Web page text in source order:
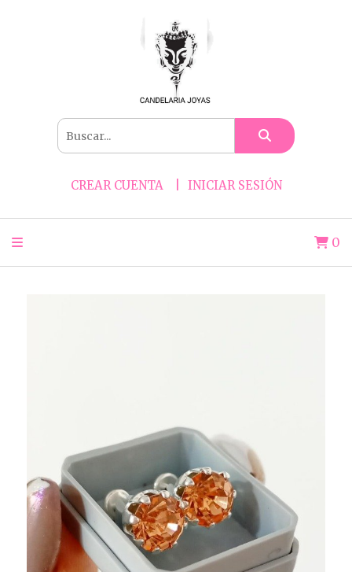
CREAR CUENTA INICIAR SESIÓN
0